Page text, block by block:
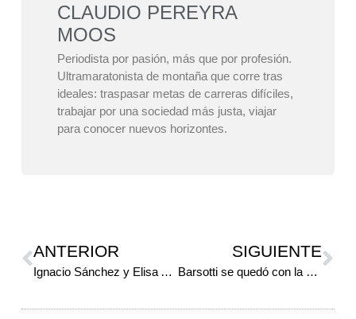
CLAUDIO PEREYRA
MOOS
Periodista por pasión, más que por profesión.
Ultramaratonista de montaña que corre tras
ideales: traspasar metas de carreras difíciles,
trabajar por una sociedad más justa, viajar
para conocer nuevos horizontes.
ANTERIOR
Ignacio Sánchez y Elisa Abarca, dueños de la Nocturna Bowen
SIGUIENTE
Barsotti se quedó con la Media Maratón de la Policía